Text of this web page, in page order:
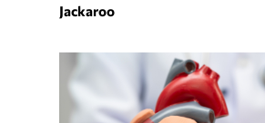
Jackaroo